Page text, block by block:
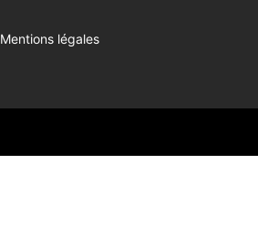
Mentions légales